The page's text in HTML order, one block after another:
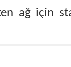
ağ için